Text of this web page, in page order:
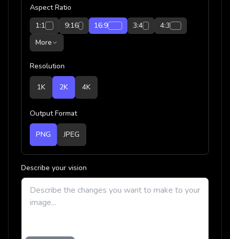
Aspect Ratio
1:1
9:16 16:9 3:4
4:3
More
Resolution
1K 2K 4K
Output Format
PNG JPEG
Describe your vision